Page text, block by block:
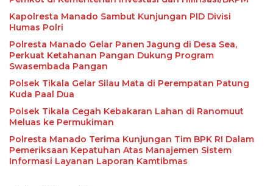
Kapolresta Manado Sambut Kunjungan PID Divisi
Humas Polri
Polresta Manado Gelar Panen Jagung di Desa Sea,
Perkuat Ketahanan Pangan Dukung Program
Swasembada Pangan
Polsek Tikala Gelar Silau Mata di Perempatan Patung
Kuda Paal Dua
Polsek Tikala Cegah Kebakaran Lahan di Ranomuut
Meluas ke Permukiman
Polresta Manado Terima Kunjungan Tim BPK RI Dalam
Pemeriksaan Kepatuhan Atas Manajemen Sistem
Informasi Layanan Laporan Kamtibmas